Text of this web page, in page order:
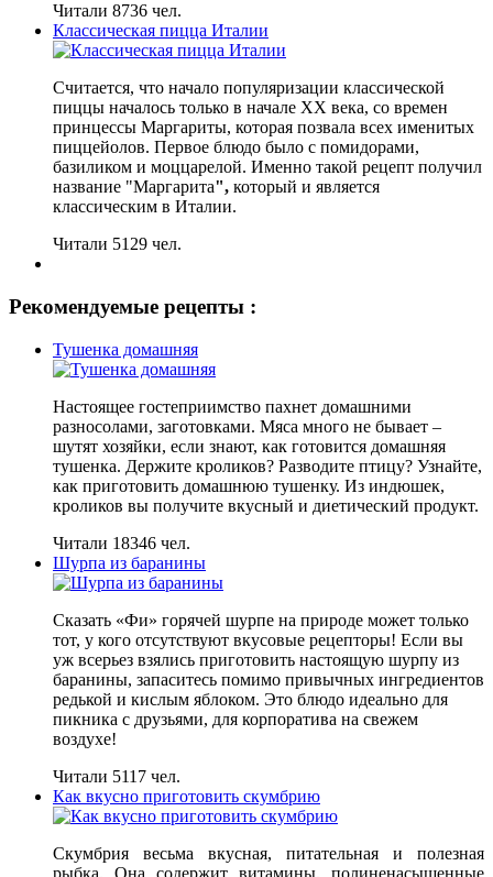
Читали 8736 чел.
Классическая пицца Италии
Считается, что начало популяризации классической
пиццы началось только в начале XX века, со времен
принцессы Маргариты, которая позвала всех именитых
пиццейолов. Первое блюдо было с помидорами,
базиликом и моццарелой. Именно такой рецепт получил
название "Маргарита", который и является
классическим в Италии.
Читали 5129 чел.
Рекомендуемые рецепты :
Тушенка домашняя
Настоящее гостеприимство пахнет домашними
разносолами, заготовками. Мяса много не бывает –
шутят хозяйки, если знают, как готовится домашняя
тушенка. Держите кроликов? Разводите птицу? Узнайте,
как приготовить домашнюю тушенку. Из индюшек,
кроликов вы получите вкусный и диетический продукт.
Читали 18346 чел.
Шурпа из баранины
Сказать «Фи» горячей шурпе на природе может только
тот, у кого отсутствуют вкусовые рецепторы! Если вы
уж всерьез взялись приготовить настоящую шурпу из
баранины, запаситесь помимо привычных ингредиентов
редькой и кислым яблоком. Это блюдо идеально для
пикника с друзьями, для корпоратива на свежем
воздухе!
Читали 5117 чел.
Как вкусно приготовить скумбрию
Скумбрия весьма вкусная, питательная и полезная
рыбка. Она содержит витамины, полиненасыщенные